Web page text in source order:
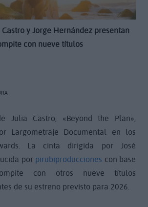
y Jorge Hernández presentan
con nueve títulos
Julia Castro, «Beyond the Plan»,
Largometraje Documental en los
La cinta dirigida por José
por pirubiproducciones con base
con otros nueve títulos
de su estreno previsto para 2026.